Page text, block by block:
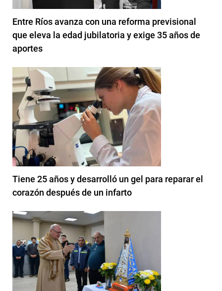
Entre Ríos avanza con una reforma previsional
que eleva la edad jubilatoria y exige 35 años de
aportes
Tiene 25 años y desarrolló un gel para reparar el
corazón después de un infarto